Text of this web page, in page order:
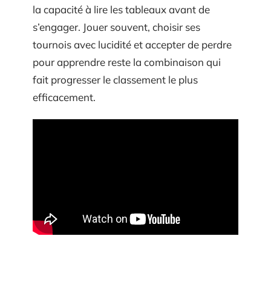
la capacité à lire les tableaux avant de
s’engager. Jouer souvent, choisir ses
tournois avec lucidité et accepter de perdre
pour apprendre reste la combinaison qui
fait progresser le classement le plus
efficacement.